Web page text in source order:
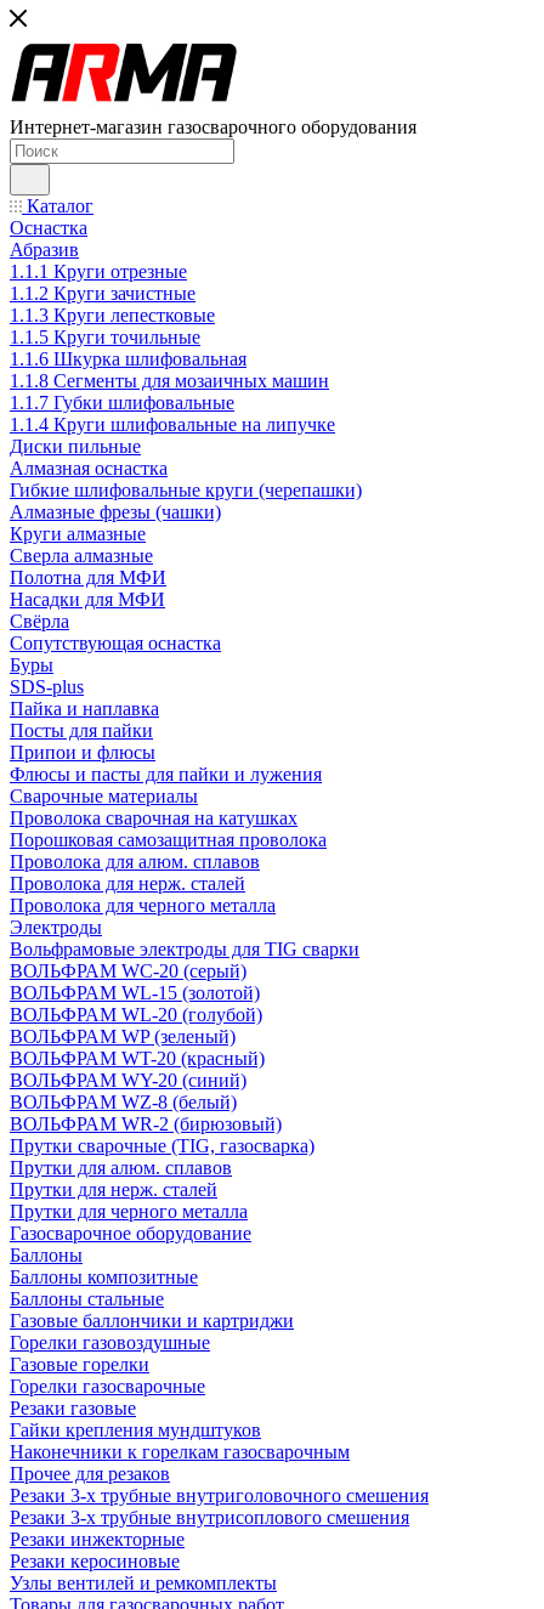
Интернет-магазин газосварочного оборудования
Каталог
Оснастка
Абразив
1.1.1 Круги отрезные
1.1.2 Круги зачистные
1.1.3 Круги лепестковые
1.1.5 Круги точильные
1.1.6 Шкурка шлифовальная
1.1.8 Сегменты для мозаичных машин
1.1.7 Губки шлифовальные
1.1.4 Круги шлифовальные на липучке
Диски пильные
Алмазная оснастка
Гибкие шлифовальные круги (черепашки)
Алмазные фрезы (чашки)
Круги алмазные
Сверла алмазные
Полотна для МФИ
Насадки для МФИ
Свёрла
Сопутствующая оснастка
Буры
SDS-plus
Пайка и наплавка
Посты для пайки
Припои и флюсы
Флюсы и пасты для пайки и лужения
Сварочные материалы
Проволока сварочная на катушках
Порошковая самозащитная проволока
Проволока для алюм. сплавов
Проволока для нерж. сталей
Проволока для черного металла
Электроды
Вольфрамовые электроды для TIG сварки
ВОЛЬФРАМ WC-20 (серый)
ВОЛЬФРАМ WL-15 (золотой)
ВОЛЬФРАМ WL-20 (голубой)
ВОЛЬФРАМ WP (зеленый)
ВОЛЬФРАМ WT-20 (красный)
ВОЛЬФРАМ WY-20 (синий)
ВОЛЬФРАМ WZ-8 (белый)
ВОЛЬФРАМ WR-2 (бирюзовый)
Прутки сварочные (TIG, газосварка)
Прутки для алюм. сплавов
Прутки для нерж. сталей
Прутки для черного металла
Газосварочное оборудование
Баллоны
Баллоны композитные
Баллоны стальные
Газовые баллончики и картриджи
Горелки газовоздушные
Газовые горелки
Горелки газосварочные
Резаки газовые
Гайки крепления мундштуков
Наконечники к горелкам газосварочным
Прочее для резаков
Резаки 3-х трубные внутриголовочного смешения
Резаки 3-х трубные внутрисоплового смешения
Резаки инжекторные
Резаки керосиновые
Узлы вентилей и ремкомплекты
Товары для газосварочных работ